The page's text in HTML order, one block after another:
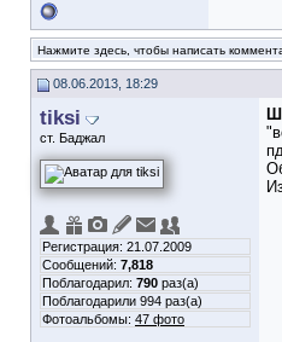
Нажмите здесь, чтобы написать
08.06.2013, 18:29
tiksi
ст. Баджал
Регистрация: 21.07.2009
Сообщений: 7,818
Поблагодарил: 790 раз(а)
Поблагодарили 994 раз(а)
Фотоальбомы: 47 фото